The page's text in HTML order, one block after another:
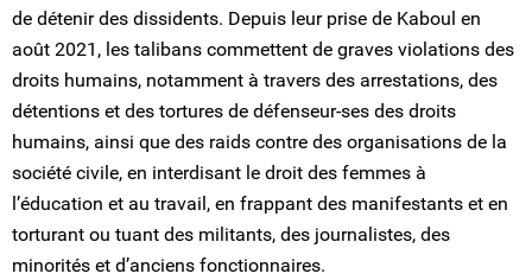
de détenir des dissidents. Depuis leur prise de Kaboul en
août 2021, les talibans commettent de graves violations des
droits humains, notamment à travers des arrestations, des
détentions et des tortures de défenseur-ses des droits
humains, ainsi que des raids contre des organisations de la
société civile, en interdisant le droit des femmes à
l’éducation et au travail, en frappant des manifestants et en
torturant ou tuant des militants, des journalistes, des
minorités et d’anciens fonctionnaires.